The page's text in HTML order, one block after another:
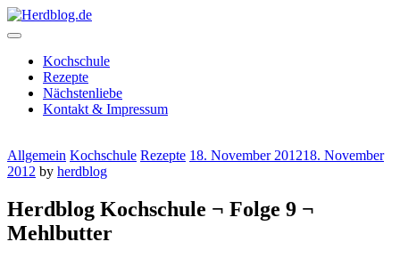
Skip
to
Herdblog.de
Kochschule
Rezepte
Nächstenliebe
Kontakt & Impressum
Allgemein Kochschule Rezepte 18. November 201218. November
2012 by herdblog
Herdblog Kochschule ¬ Folge 9 ¬
Mehlbutter